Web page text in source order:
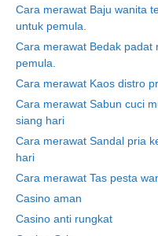
Cara merawat Baju wanita
untuk pemula.
Cara merawat Bedak padat
pemula.
Cara merawat Kaos distro
Cara merawat Sabun cuci
siang hari
Cara merawat Sandal pria
hari
Cara merawat Tas pesta
Casino aman
Casino anti rungkat